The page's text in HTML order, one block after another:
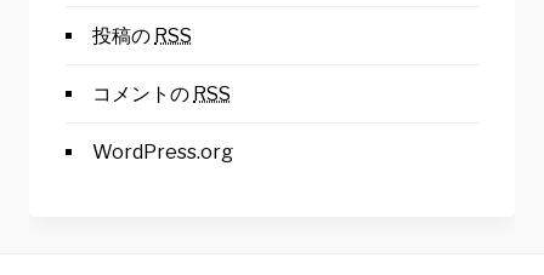
投稿の RSS
コメントの RSS
WordPress.org